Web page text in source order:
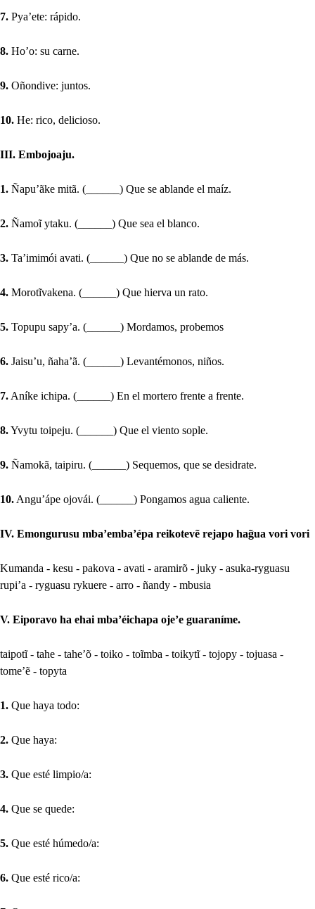
7. Pya’ete: rápido.
8. Ho’o: su carne.
9. Oñondive: juntos.
10. He: rico, delicioso.
III. Embojoaju.
1. Ñapu’ãke mitã. (______) Que se ablande el maíz.
2. Ñamoĩ ytaku. (______) Que sea el blanco.
3. Ta’imimói avati. (______) Que no se ablande de más.
4. Morotĩvakena. (______) Que hierva un rato.
5. Topupu sapy’a. (______) Mordamos, probemos
6. Jaisu’u, ñaha’ã. (______) Levantémonos, niños.
7. Aníke ichipa. (______) En el mortero frente a frente.
8.Yvytu toipeju. (______) Que el viento sople.
9. Ñamokã, taipiru. (______) Sequemos, que se desidrate.
10. Angu’ápe ojovái. (______) Pongamos agua caliente.
IV. Emongurusu mba’emba’épa reikotevẽ rejapo hag̃ua vori vori
Kumanda - kesu - pakova - avati - aramirõ - juky - asuka-ryguasu
rupi’a - ryguasu rykuere - arro - ñandy - mbusia
V. Eiporavo ha ehai mba’éichapa oje’e guaraníme.
taipotĩ - tahe - tahe’õ - toiko - toĩmba - toikytĩ - tojopy - tojuasa -
tome’ẽ - topyta
1. Que haya todo:
2. Que haya:
3. Que esté limpio/a:
4. Que se quede:
5. Que esté húmedo/a:
6. Que esté rico/a: